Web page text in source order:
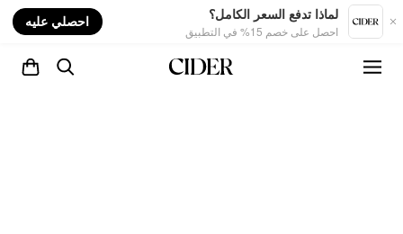
لماذا تدفع السعر الكامل؟
احصل على خصم 15% في التطبيق
احصلي عليه